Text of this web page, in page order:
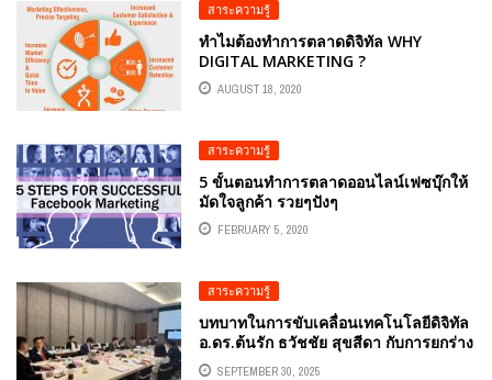
สาระความรู้
ทำไมต้องทำการตลาดดิจิทัล WHY
DIGITAL MARKETING ?
AUGUST 18, 2020
สาระความรู้
5 ขั้นตอนทำการตลาดออนไลน์เฟซบุ๊กให้
มัดใจลูกค้า รวยๆปังๆ
FEBRUARY 5, 2020
สาระความรู้
บทบาทในการขับเคลื่อนเทคโนโลยีดิจิทัล
อ.ดร.ต้นรัก ธวัชชัย สุขสีดา กับการยกร่าง
กฎหมายสินทรัพย์ดิจิทัล
SEPTEMBER 30, 2025